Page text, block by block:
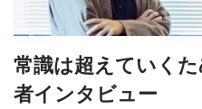
常識は超えていく
者インタビュー